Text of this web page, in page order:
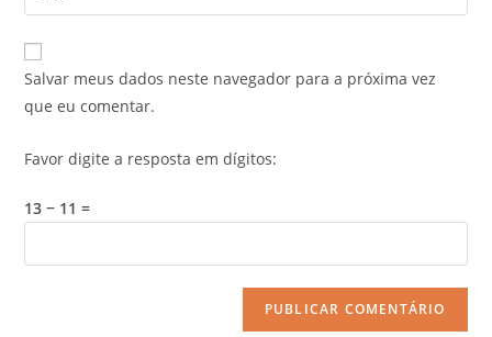
Salvar meus dados neste navegador para a próxima vez
que eu comentar.
Favor digite a resposta em dígitos:
13 − 11 =